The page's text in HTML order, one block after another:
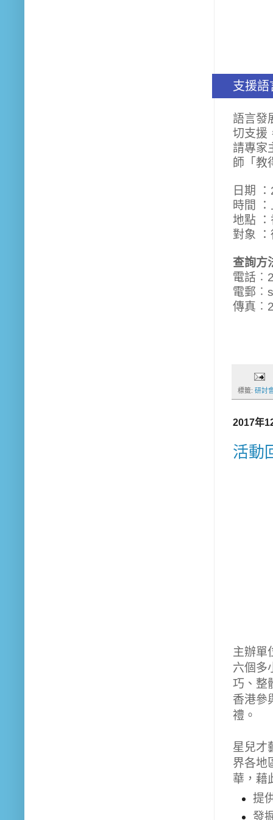
支援
語言發
切支援
請專家
師「教
日期
時間
地點
對象
查詢方
電話
電郵
傳真
標籤: 研討
2017年
活動
主辦單
六個多
巧、整
香港參
禮 。
星兒才
界各地
華，藉
提
發